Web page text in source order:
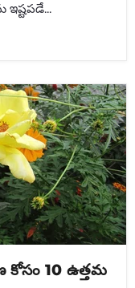
కోసం 10 ఉత్తమ